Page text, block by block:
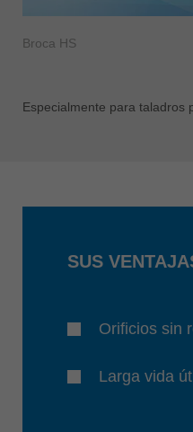
Broca HS
Especialmente para taladros
SUS
Orificios sin
Larga vida